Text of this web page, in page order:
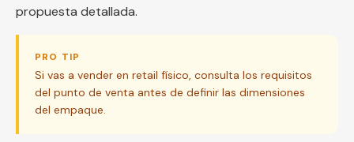
propuesta detallada.
PRO TIP
Si vas a vender en retail físico, consulta los requisitos
del punto de venta antes de definir las dimensiones
del empaque.